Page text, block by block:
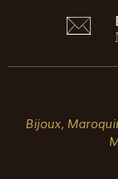
Bijoux,